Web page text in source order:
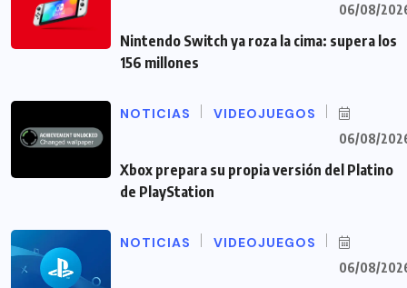
06/08/
Nintendo Switch ya roza la cima: supera los
156 millones
NOTICIAS VIDEOJUEGOS
06/08/
Xbox prepara su propia versión del Platino
de PlayStation
NOTICIAS VIDEOJUEGOS
06/08/